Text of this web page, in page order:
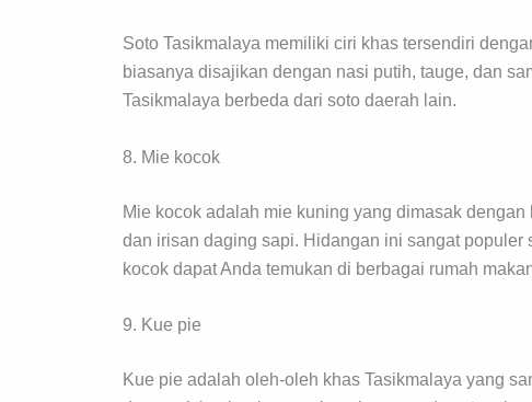
Soto Tasikmalaya memiliki ciri khas tersendiri
biasanya disajikan dengan nasi putih, tauge, dan
Tasikmalaya berbeda dari soto daerah lain.
8. Mie kocok
Mie kocok adalah mie kuning yang dimasak
dan irisan daging sapi. Hidangan ini sangat
kocok dapat Anda temukan di berbagai rumah
9. Kue pie
Kue pie adalah oleh-oleh khas Tasikmalaya yang